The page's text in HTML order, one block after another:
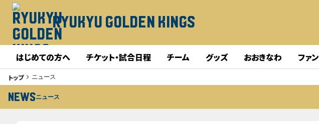
RYUKYU GOLDEN KINGS
はじめての方へ チケット・試合日程 チーム グッズ おおきなわ ファ
トップkeyboard_arrow_right ニュース
NEWSニュース